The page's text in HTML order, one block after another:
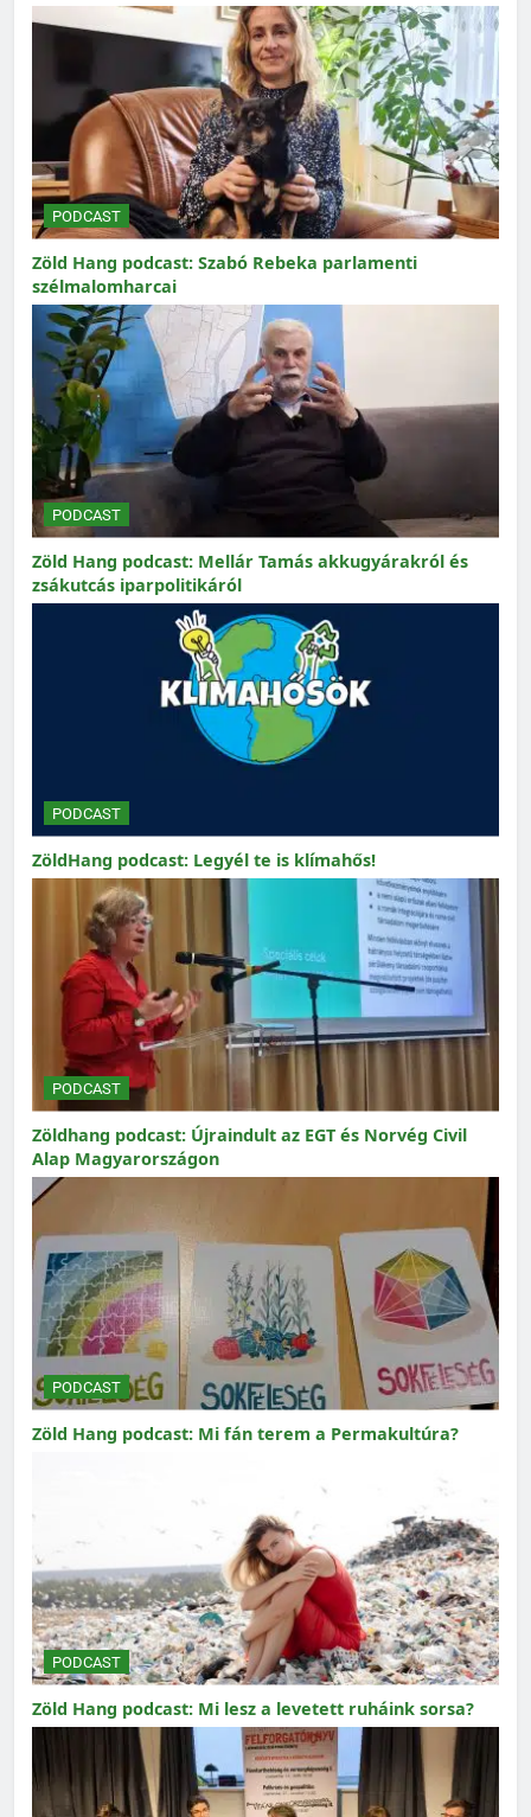
PODCAST
Zöld Hang podcast: Szabó Rebeka parlamenti
szélmalomharcai
PODCAST
Zöld Hang podcast: Mellár Tamás akkugyárakról és
zsákutcás iparpolitikáról
PODCAST
ZöldHang podcast: Legyél te is klímahős!
PODCAST
Zöldhang podcast: Újraindult az EGT és Norvég Civil
Alap Magyarországon
PODCAST
Zöld Hang podcast: Mi fán terem a Permakultúra?
PODCAST
Zöld Hang podcast: Mi lesz a levetett ruháink sorsa?